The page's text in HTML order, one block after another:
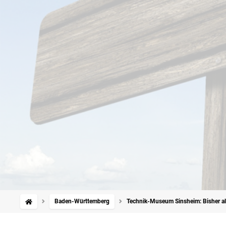
Baden-Württemberg Technik-Museum Sinsheim: Bisher